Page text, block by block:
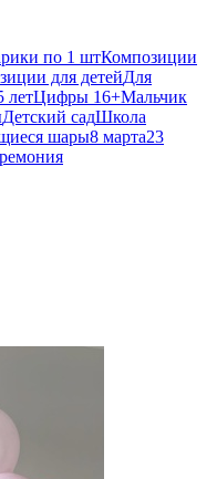
по 1 штКомпозиции
для детейДля
летЦифры 16+Мальчик
Детский садШкола
шары8 марта23